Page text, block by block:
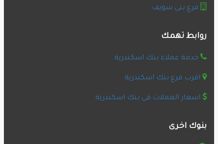
فرع بنى سويف
روابط تهمك
خدمة عملاء بنك اسكندرية
اقرب فرع بنك اسكندرية
اسعار العملات فى بنك اسكندرية
بنوك اخرى